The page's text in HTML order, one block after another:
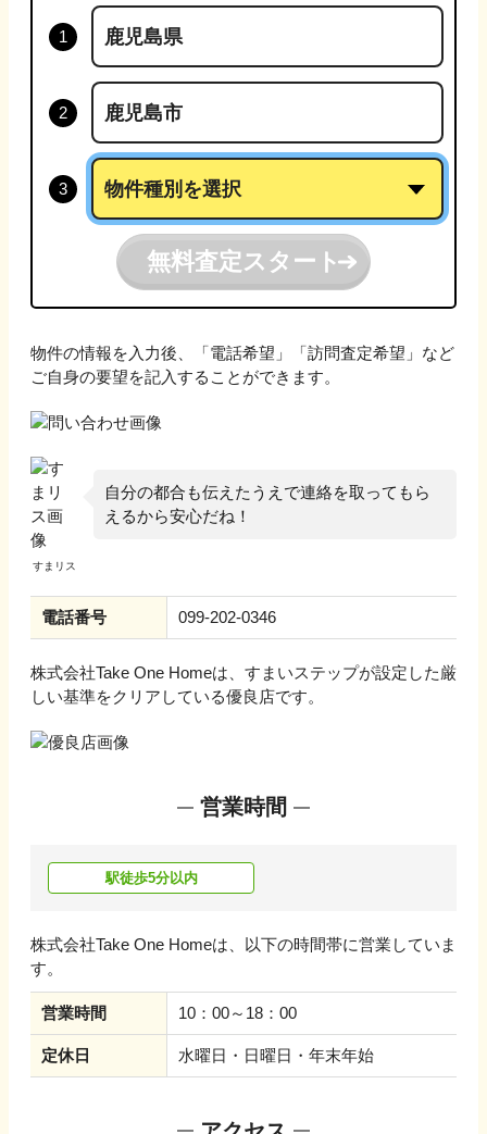
無料査定スタート
物件の情報を入力後、「電話希望」「訪問査定希望」など
ご自身の要望を記入することができます。
自分の都合も伝えたうえで連絡を取ってもら
えるから安心だね！
電話番号 099-202-0346
株式会社Take One Homeは、すまいステップが設定した厳
しい基準をクリアしている優良店です。
営業時間
駅徒歩5分以内
株式会社Take One Homeは、以下の時間帯に営業していま
す。
営業時間 10：00～18：00
定休日 水曜日・日曜日・年末年始